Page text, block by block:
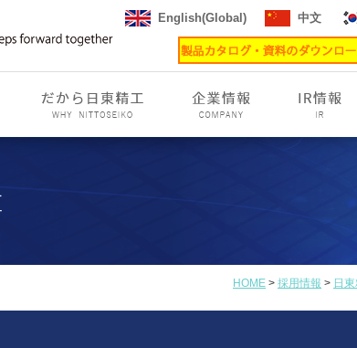
English(Global) 中文
HOME > 採用情報 > 日